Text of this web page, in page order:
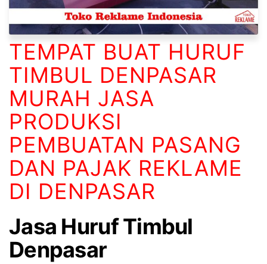
TEMPAT BUAT HURUF
TIMBUL DENPASAR
MURAH JASA
PRODUKSI
PEMBUATAN PASANG
DAN PAJAK REKLAME
DI DENPASAR
Jasa Huruf Timbul
Denpasar